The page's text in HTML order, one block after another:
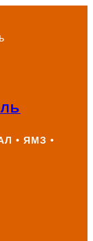
• ЯМЗ •